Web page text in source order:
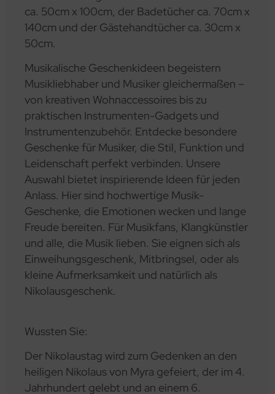
ca. 50cm x 100cm, der Badetücher ca. 70cm x
140cm und der Gästehandtücher ca. 30cm x
50cm.
Musikalische Geschenkideen begeistern
Musikliebhaber und Musiker gleichermaßen –
von kreativen Wohnaccessoires bis zu
praktischen Instrumenten-Gadgets und
Instrumentenzubehör. Entdecke besondere
Geschenke für Musiker, die Stil, Funktion und
Leidenschaft perfekt verbinden. Unsere
Auswahl bietet inspirierende Ideen für jeden
Anlass. Hier sind hochwertige Musik-
Geschenke, die Emotionen wecken und lange
Freude bereiten. Für Musikfans, Klangkünstler
und alle, die Musik lieben. Sie eignen sich als
Einweihungsgeschenk, Mitbringsel, oder als
kleine Aufmerksamkeit und natürlich als
Nikolausgeschenk.
Wussten Sie:
Der Nikolaustag wird zum Gedenken an den
heiligen Nikolaus von Myra gefeiert, der im 4.
Jahrhundert gelebt und an einem 6.